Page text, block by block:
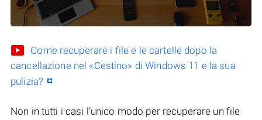
Come recuperare i file e le cartelle dopo la
cancellazione nel «Cestino» di Windows 11 e la sua
pulizia?
Non in tutti i casi l’unico modo per recuperare un file